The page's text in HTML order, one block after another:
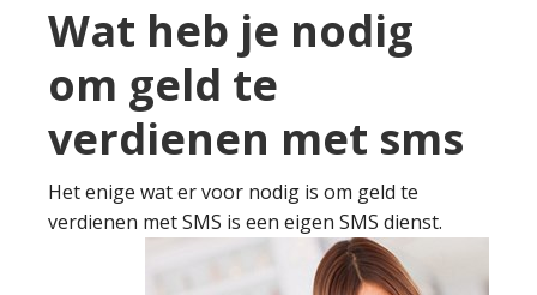
Wat heb je nodig
om geld te
verdienen met sms
Het enige wat er voor nodig is om geld te
verdienen met SMS is een eigen SMS dienst.